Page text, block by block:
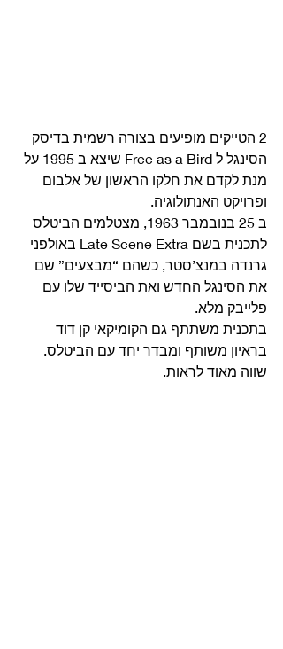
2 הטייקים מופיעים בצורה רשמית בדיסק
הסינגל ל Free as a Bird שיצא ב 1995 על
מנת לקדם את חלקו הראשון של אלבום
ופרויקט האנתולוגיה.
ב 25 בנובמבר 1963, מצטלמים הביטלס
לתכנית בשם Late Scene Extra באולפני
גרנדה במנצ’סטר, כשהם “מבצעים” שם
את הסינגל החדש ואת הביסייד שלו עם
פלייבק מלא.
בתכנית משתתף גם הקומיקאי קן דוד
בראיון משותף ומבדר יחד עם הביטלס.
שווה מאוד לראות.